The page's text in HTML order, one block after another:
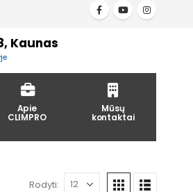
Kaunas
Apie
CLIMPRO
Mūsų
kontaktai
Rodyti: